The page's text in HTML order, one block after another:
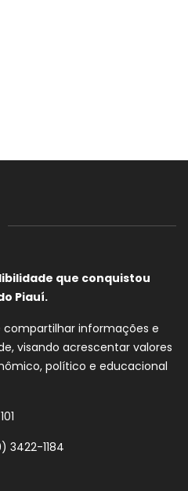
que conquistou
Piauí.
compartilhar informações e
visando acrescentar valores
político e educacional
1184